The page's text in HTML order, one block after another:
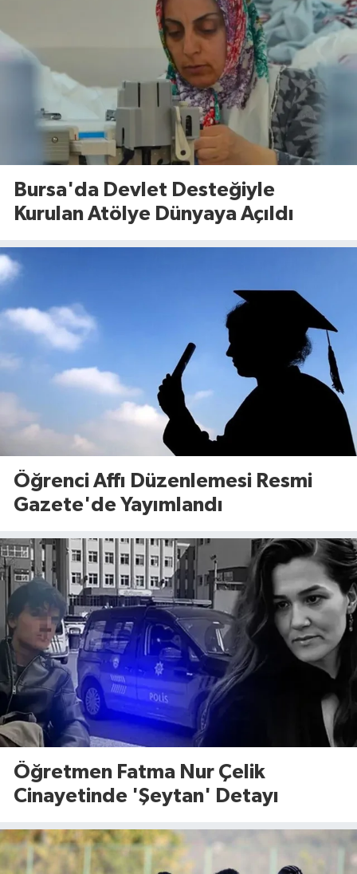
Bursa'da Devlet Desteğiyle
Kurulan Atölye Dünyaya Açıldı
Öğrenci Affı Düzenlemesi Resmi
Gazete'de Yayımlandı
Öğretmen Fatma Nur Çelik
Cinayetinde 'Şeytan' Detayı